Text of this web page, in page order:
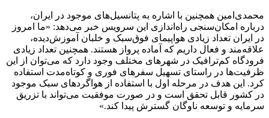
محمدی‌امین همچنین با اشاره به پتانسیل‌های موجود در ایران،
درباره امکان‌سنجی راه‌اندازی این سرویس خبر می‌دهد: «ما امروز
در ایران تعداد زیادی هواپیمای فوق‌سبک و خلبان آموزش‌دیده،
علاقه‌مند و فعال داریم که آماده پرواز هستند. همچنین تعداد زیادی
فرودگاه کم‌ترافیک در شهرهای مختلف وجود دارد که می‌توان از این
ظرفیت‌ها در راستای تسهیل سفرهای فوری و کوتاه‌مدت استفاده
کرد. این هدف در مرحله اول با استفاده از هواگردهای سبک موجود
در کشور قابل تحقق است و در صورت موفقیت می‌تواند با تزریق
سرمایه و توسعه ناوگان گسترش پیدا کند.»